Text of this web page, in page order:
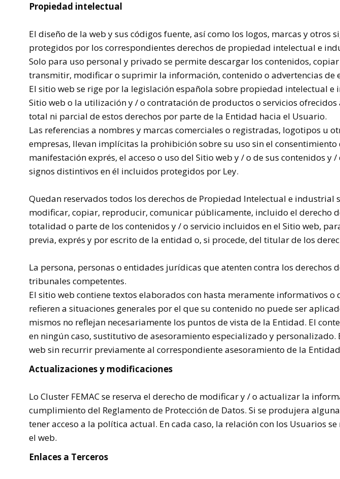
Propiedad intelectual
El diseño de la web y sus códigos fuente, así como los logos, marcas y otros
protegidos por los correspondientes derechos de propiedad intelectual e
Solo para uso personal y privado se permite descargar los contenidos,
transmitir, modificar o suprimir la información, contenido o advertencias de
El sitio web se rige por la legislación española sobre propiedad intelectual e
Sitio web o la utilización y / o contratación de productos o servicios
total ni parcial de estos derechos por parte de la Entidad hacia el Usuario.
Las referencias a nombres y marcas comerciales o registradas, logotipos u
empresas, llevan implícitas la prohibición sobre su uso sin el
manifestación exprés, el acceso o uso del Sitio web y / o de sus contenidos
signos distintivos en él incluidos protegidos por Ley.
Quedan reservados todos los derechos de Propiedad Intelectual e
modificar, copiar, reproducir, comunicar públicamente, incluido el
totalidad o parte de los contenidos y / o servicio incluidos en el Sitio web,
previa, exprés y por escrito de la entidad o, si procede, del titular de los
La persona, personas o entidades jurídicas que atenten contra los
tribunales competentes.
El sitio web contiene textos elaborados con hasta meramente informativos
refieren a situaciones generales por el que su contenido no puede ser
mismos no reflejan necesariamente los puntos de vista de la Entidad. El
en ningún caso, sustitutivo de asesoramiento especializado y
web sin recurrir previamente al correspondiente asesoramiento de la
Actualizaciones y modificaciones
Lo Cluster FEMACse reserva el derecho de modificar y / o actualizar la
cumplimiento del Reglamento de Protección de Datos. Si se produjera
tener acceso a la política actual. En cada caso, la relación con los Usuarios
el web.
Enlaces a Terceros